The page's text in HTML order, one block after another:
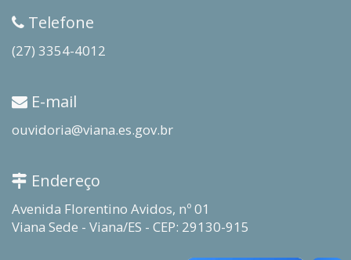
Telefone
(27) 3354-4012
E-mail
ouvidoria@viana.es.gov.br
Endereço
Avenida Florentino Avidos, nº 01
Viana Sede - Viana/ES - CEP: 29130-915